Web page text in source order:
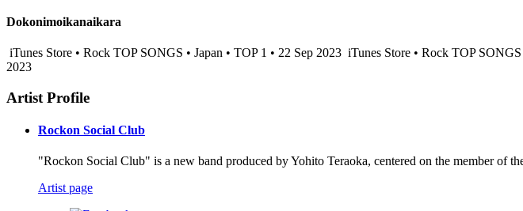
Dokonimoikanaikara
iTunes Store • Rock TOP SONGS • Japan • TOP 1 • 22 Sep 2023 iTunes Store • Rock TOP
2023
Artist Profile
Rockon Social Club
"Rockon Social Club" is a new band produced by Yohito Teraoka, centered on the member of
Artist page